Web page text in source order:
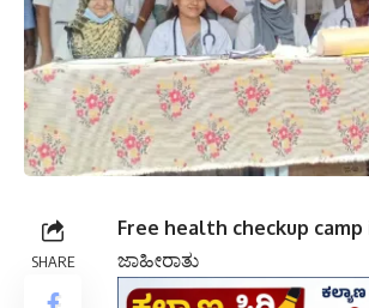
SHARE
Free health checkup
ಜಾಹೀರಾತು